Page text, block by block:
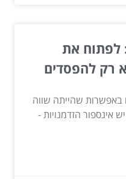
לפתוח את
רק להפסדים
שהייתה שווה
אינספור הזדמנויות -